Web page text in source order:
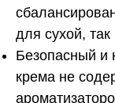
для сухой,
Безопасный и
крема не